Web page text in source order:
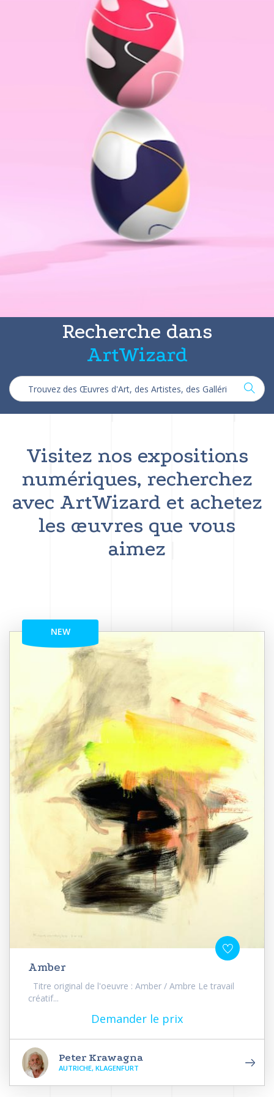
Recherche dans
ArtWizard
Visitez nos expositions
numériques, recherchez
avec ArtWizard et achetez
les œuvres que vous
aimez
NEW
Amber
Titre original de l'oeuvre : Amber / Ambre Le travail
créatif...
Demander le prix
Peter Krawagna
AUTRICHE, KLAGENFURT